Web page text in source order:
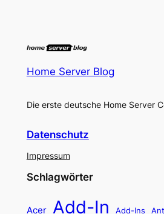
Home Server Blog
Die erste deutsche Home Server
Datenschutz
Impressum
Schlagwörter
Acer Add-In Add-Ins